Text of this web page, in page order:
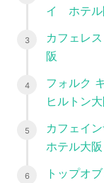
イ ホテル
カフェレ
阪
フォルク
ヒルトン
カフェイ
ホテル大阪
トップオ